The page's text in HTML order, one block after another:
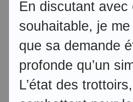
En discutant
souhaitable, je
que sa demande
profonde qu’un
L’état des